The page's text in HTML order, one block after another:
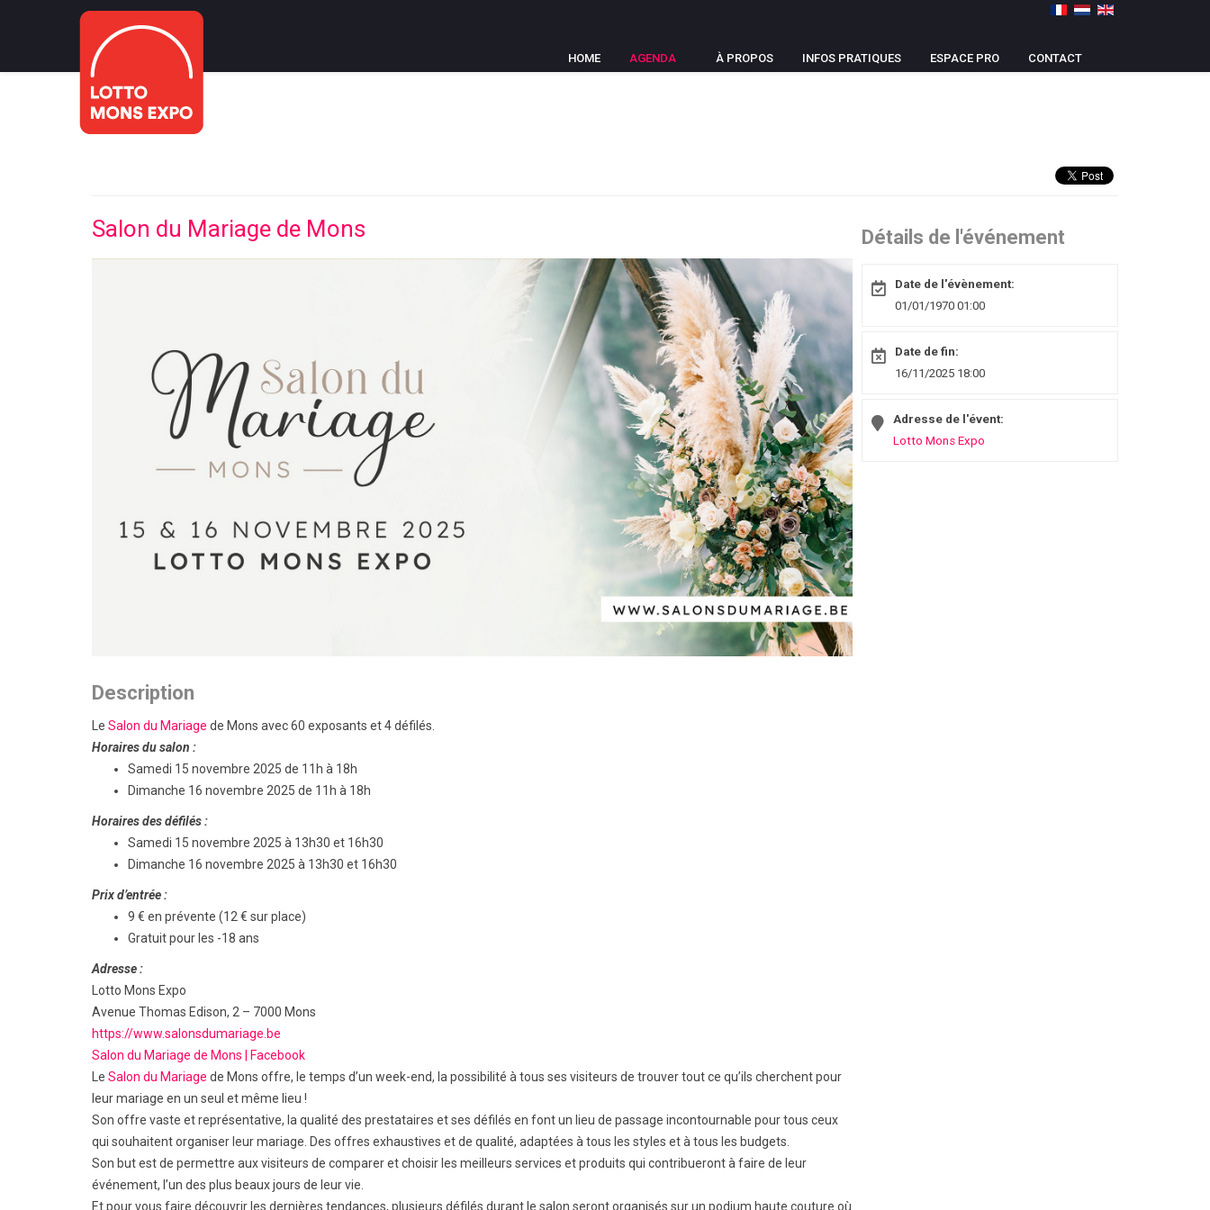
HOME AGENDA À PROPOS INFOS PRATIQUES ESPACE PRO CONTACT
Salon du Mariage de Mons
Description
Le Salon du Mariage de Mons avec 60 exposants et 4 défilés.
Horaires du salon :
Samedi 15 novembre 2025 de 11h à 18h
Dimanche 16 novembre 2025 de 11h à 18h
Horaires des défilés :
Samedi 15 novembre 2025 à 13h30 et 16h30
Dimanche 16 novembre 2025 à 13h30 et 16h30
Prix d’entrée :
9 € en prévente (12 € sur place)
Gratuit pour les -18 ans
Adresse :
Lotto Mons Expo
Avenue Thomas Edison, 2 – 7000 Mons
https://www.salonsdumariage.be
Salon du Mariage de Mons | Facebook
Le Salon du Mariage de Mons offre, le temps d’un week-end, la possibilité à tous ses visiteurs de trouver tout ce qu’ils cherchent pour
leur mariage en un seul et même lieu !
Son offre vaste et représentative, la qualité des prestataires et ses défilés en font un lieu de passage incontournable pour tous ceux
qui souhaitent organiser leur mariage. Des offres exhaustives et de qualité, adaptées à tous les styles et à tous les budgets.
Son but est de permettre aux visiteurs de comparer et choisir les meilleurs services et produits qui contribueront à faire de leur
événement, l’un des plus beaux jours de leur vie.
Et pour vous faire découvrir les dernières tendances, plusieurs défilés durant le salon seront organisés sur un podium haute couture où
Détails de l'événement
Date de l'évènement:
01/01/1970 01:00
Date de fin:
16/11/2025 18:00
Adresse de l'évent:
Lotto Mons Expo